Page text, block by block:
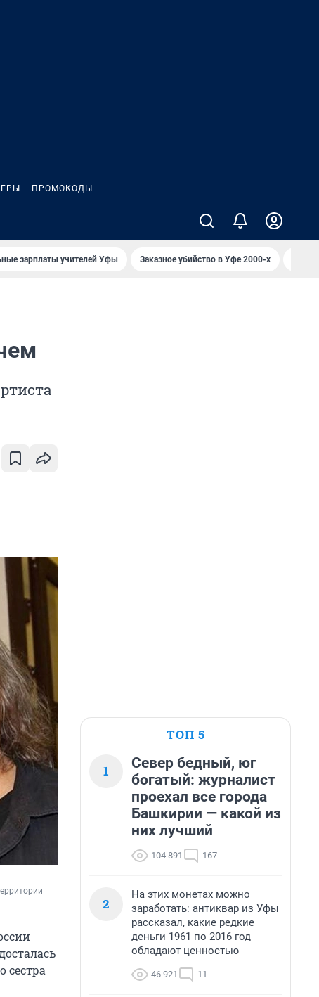
ПРОМОКОДЫ
зарплаты учителей Уфы Заказное убийство в Уфе 2000-х
сестра
ТОП 5
1
Север бедный, юг
богатый: журналист
проехал все города
Башкирии — какой из
них лучший
104 891 167
2
На этих монетах можно
заработать: антиквар из Уфы
рассказал, какие редкие
деньги 1961 по 2016 год
обладают ценностью
46 921 11